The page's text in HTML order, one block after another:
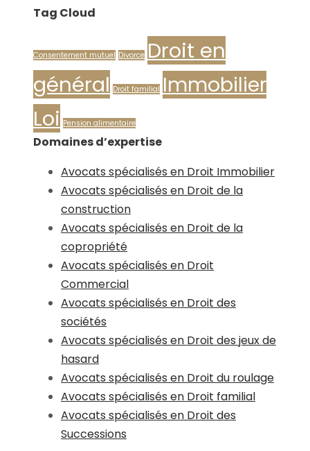
Tag Cloud
Consentement mutuel Divorce Droit en
général Droit familial Immobilier
Loi Pension alimentaire
Domaines d’expertise
Avocats spécialisés en Droit Immobilier
Avocats spécialisés en Droit de la
construction
Avocats spécialisés en Droit de la
copropriété
Avocats spécialisés en Droit
Commercial
Avocats spécialisés en Droit des
sociétés
Avocats spécialisés en Droit des jeux de
hasard
Avocats spécialisés en Droit du roulage
Avocats spécialisés en Droit familial
Avocats spécialisés en Droit des
Successions